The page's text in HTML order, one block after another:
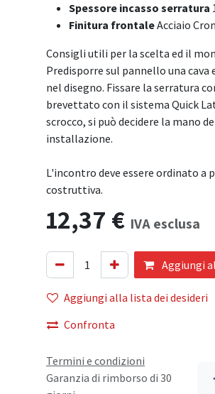
Spessore incasso serratura
Finitura frontaleAcciaio
Consigli utili per la scelta ed il
Predisporre sul pannello una
nel disegno. Fissare la serratura
brevettato con il sistema Quick
scrocco, si può decidere la mano
installazione.
L'incontro deve essere ordinato a
costruttiva.
12,37 € IVA esclusa
Aggiungi
Aggiungi alla lista dei desideri
Confronta
Termini e condizioni
Garanzia di rimborso di 30